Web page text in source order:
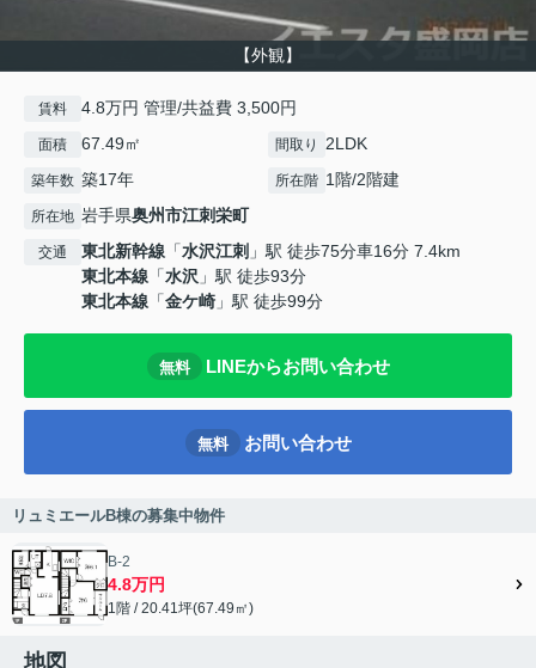
【外観】
賃料 4.8万円 管理/共益費 3,500円
面積 67.49㎡ 間取り 2LDK
築年数 築17年 所在階 1階/2階建
所在地 岩手県奥州市江刺栄町
交通 東北新幹線 「水沢江刺 」駅 徒歩75分車16分 7.4km
東北本線 「水沢 」駅 徒歩93分
東北本線 「金ケ崎 」駅 徒歩99分
無料 LINEからお問い合わせ
無料 お問い合わせ
リュミエールB棟の募集中物件
B-2
4.8万円
1階 / 20.41坪(67.49㎡)
地図